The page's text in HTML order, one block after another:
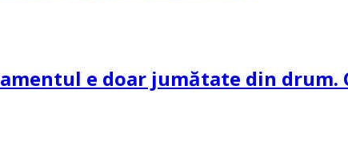
e doar jumătate din drum.